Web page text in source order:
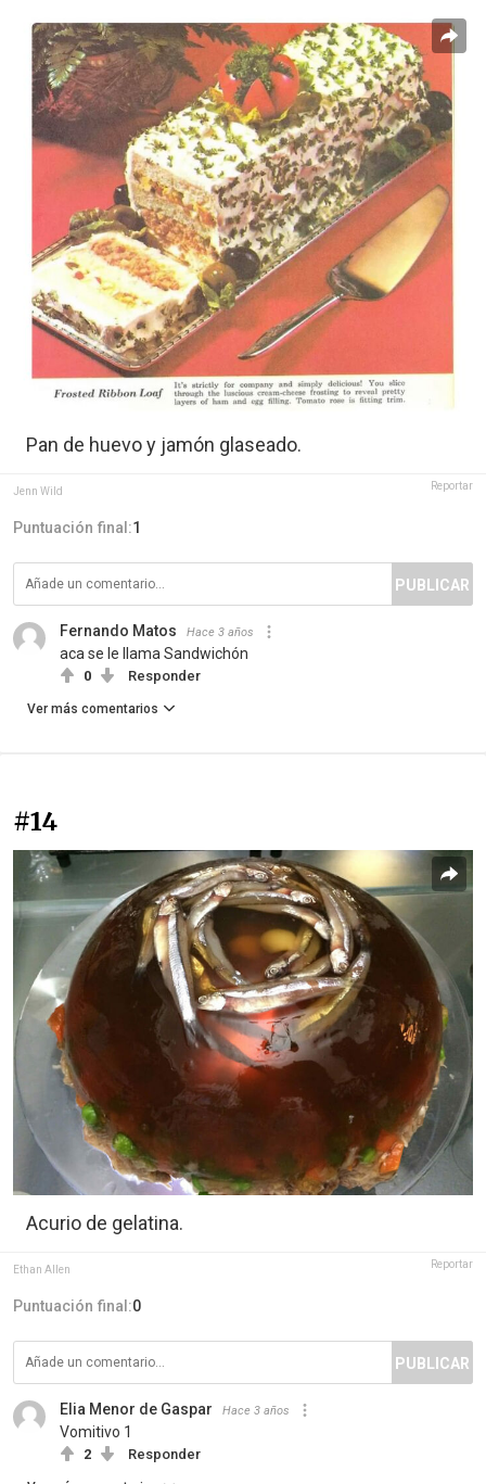
Pan de huevo y jamón glaseado.
Jenn Wild Reportar
Puntuación final:1
PUBLICAR
Fernando Matos Hace 3 años
aca se le llama Sandwichón
0 Responder
Ver más comentarios
#14
Acurio de gelatina.
Ethan Allen Reportar
Puntuación final:0
PUBLICAR
Elia Menor de Gaspar Hace 3 años
Vomitivo 1
2 Responder